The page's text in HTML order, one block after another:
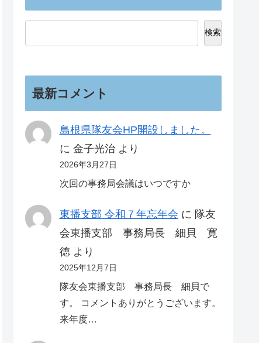
検索
最新コメント
島根県隊友会HP開設しました。
に 金子光治より
2026年3月27日
次回の事務局会議はいつですか
東播支部 令和７年忘年会 に 隊友
会東播支部 事務局長 細貝 寛
徳より
2025年12月7日
隊友会東播支部 事務局長 細貝で
す。 コメントありがとうございます。
来年度…